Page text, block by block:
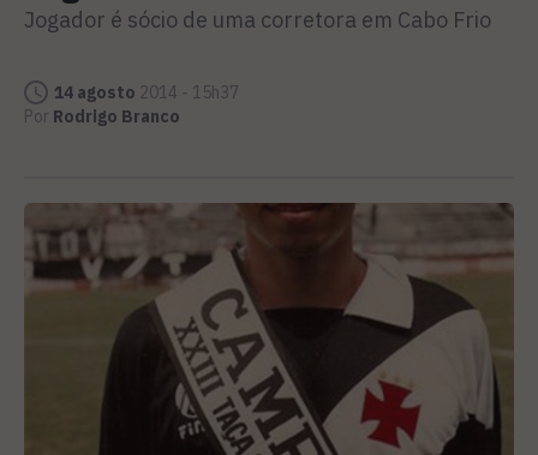
Jogador é sócio de uma corretora em Cabo Frio
14 agosto 2014 - 15h37
Por Rodrigo Branco